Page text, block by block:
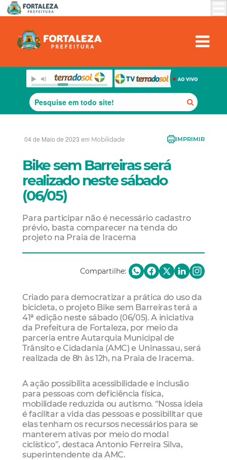
04 de Maio de 2023 em Mobilidade IMPRIMIR
Bike sem Barreiras será
realizado neste sábado
(06/05)
Para participar não é necessário cadastro
prévio, basta comparecer na tenda do
projeto na Praia de Iracema
Compartilhe:
Criado para democratizar a prática do uso da
bicicleta, o projeto Bike sem Barreiras terá a
41ª edição neste sábado (06/05). A iniciativa
da Prefeitura de Fortaleza, por meio da
parceria entre Autarquia Municipal de
Trânsito e Cidadania (AMC) e Uninassau, será
realizada de 8h às 12h, na Praia de Iracema.
A ação possibilita acessibilidade e inclusão
para pessoas com deficiência física,
mobilidade reduzida ou autismo. “Nossa ideia
é facilitar a vida das pessoas e possibilitar que
elas tenham os recursos necessários para se
manterem ativas por meio do modal
ciclístico”, destaca Antonio Ferreira Silva,
superintendente da AMC.